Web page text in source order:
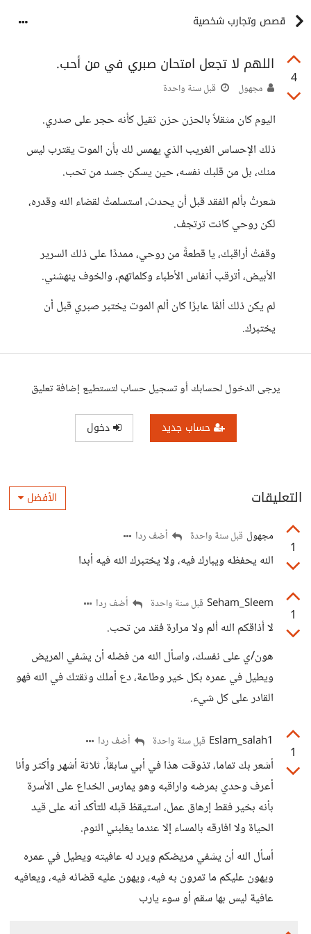
قصص وتجارب شخصية
4
اللهم لا تجعل امتحان صبري في من أحب.
مجهول قبل سنة واحدة
اليوم كان مثقلاً بالحزن حزن ثقيل كأنه حجر على صدري.
ذلك الإحساس الغريب الذي يهمس لك بأن الموت يقترب ليس
منك، بل من قلبك نفسه، حين يسكن جسد من تحب.
شعرتُ بألم الفقد قبل أن يحدث، استسلمتُ لقضاء الله وقدره،
لكن روحي كانت ترتجف.
وقفتُ أراقبك، يا قطعةً من روحي، ممددًا على ذلك السرير
الأبيض، أترقب أنفاس الأطباء وكلماتهم، والخوف ينهشني.
لم يكن ذلك ألمًا عابرًا كان ألم الموت يختبر صبري قبل أن
يختبرك.
يرجى الدخول لحسابك أو تسجيل حساب لتستطيع إضافة تعليق
حساب جديد دخول
التعليقات الأفضل
1
مجهول قبل سنة واحدة أضف ردا
الله يحفظه ويبارك فيه، ولا يختبرك الله فيه أبدا
1
Seham_Sleem قبل سنة واحدة أضف ردا
لا أذاقكم الله ألم ولا مرارة فقد من تحب.
هون/ي على نفسك، واسأل الله من فضله أن يشفي المريض
ويطيل في عمره بكل خير وطاعة، دع أملك وثقتك في الله فهو
القادر على كل شيء.
1
Eslam_salah1 قبل سنة واحدة أضف ردا
أشعر بك تماما، تذوقت هذا في أبي سابقاً، ثلاثة أشهر وأكثر وأنا
أعرف وحدي بمرضه واراقبه وهو يمارس الخداع على الأسرة
بأنه بخير فقط إرهاق عمل، استيقظ قبله للتأكد أنه على قيد
الحياة ولا افارقه بالمساء إلا عندما يغلبني النوم.
أسأل الله أن يشفي مريضكم ويرد له عافيته ويطيل في عمره
ويهون عليكم ما تمرون به فيه، ويهون عليه قضائه فيه، ويعافيه
عافية ليس بها سقم أو سوء يارب